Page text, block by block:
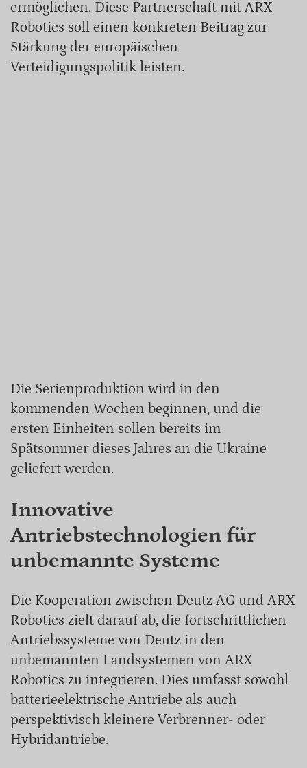
ermöglichen. Diese Partnerschaft mit ARX
Robotics soll einen konkreten Beitrag zur
Stärkung der europäischen
Verteidigungspolitik leisten.
Die Serienproduktion wird in den
kommenden Wochen beginnen, und die
ersten Einheiten sollen bereits im
Spätsommer dieses Jahres an die Ukraine
geliefert werden.
Innovative
Antriebstechnologien für
unbemannte Systeme
Die Kooperation zwischen Deutz AG und ARX
Robotics zielt darauf ab, die fortschrittlichen
Antriebssysteme von Deutz in den
unbemannten Landsystemen von ARX
Robotics zu integrieren. Dies umfasst sowohl
batterieelektrische Antriebe als auch
perspektivisch kleinere Verbrenner- oder
Hybridantriebe.